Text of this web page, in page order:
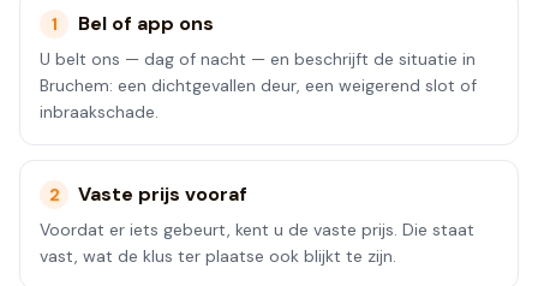
1 Bel of app ons
U belt ons — dag of nacht — en beschrijft de situatie in
Bruchem: een dichtgevallen deur, een weigerend slot of
inbraakschade.
2 Vaste prijs vooraf
Voordat er iets gebeurt, kent u de vaste prijs. Die staat
vast, wat de klus ter plaatse ook blijkt te zijn.